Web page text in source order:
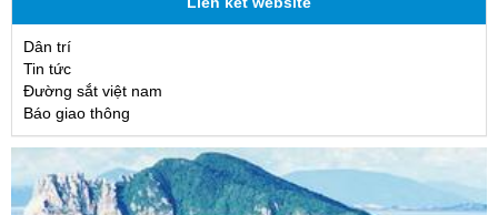
Dân trí
Tin tức
Đường sắt việt nam
Báo giao thông